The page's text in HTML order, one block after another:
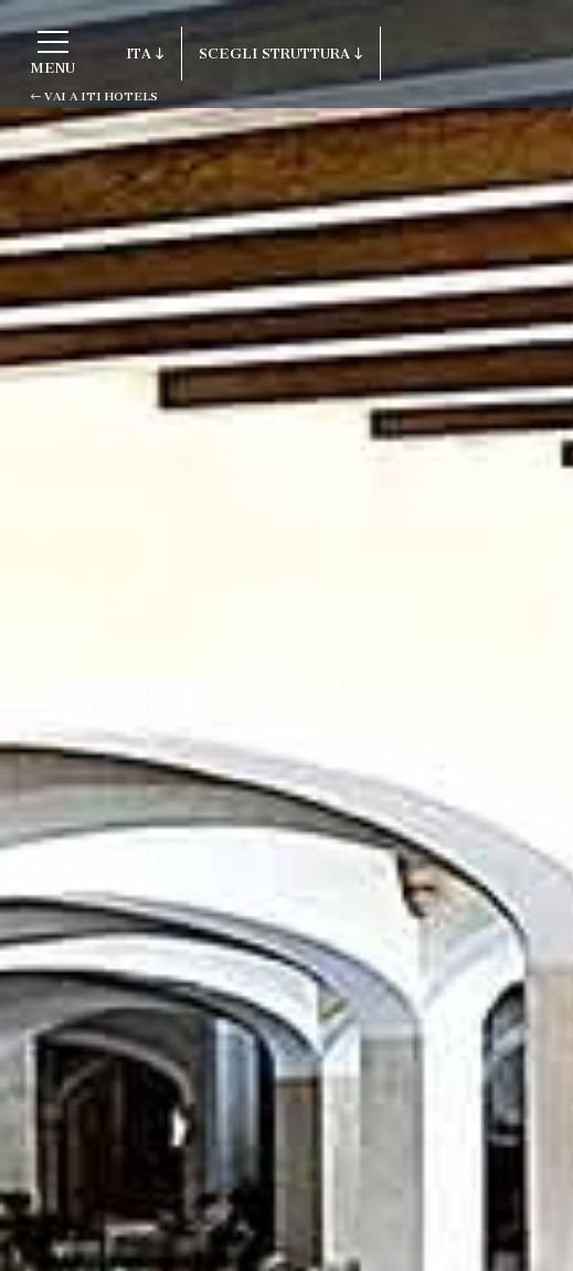
MENU
VAI A ITI HOTELS
ITA
ITA
ENG
FRA
DEU
ESP
RUS
SCEGLI STRUTTURA
Vai a ITI Hotels
Porto Cervo - Colonna Resort
S. Teresa di Gallura - Grand Hotel Colonna Capo
Testa
Baja Sardinia - Grand Hotel Smeraldo Beach
Porto Rotondo - Colonna Beach Hotel
Porto Cervo - Colonna Park Hotel
Porto Cervo - Colonna Country
Porto Rotondo - Colonna Du Golf
Porto Rotondo - Hotel Colonna San Marco
Olbia - Colonna Palace Hotel Mediterraneo
Antigua e Barbuda - Colonna Antigua Hotel